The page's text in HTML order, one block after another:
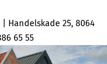
Handelskade 25, 8064
65 55